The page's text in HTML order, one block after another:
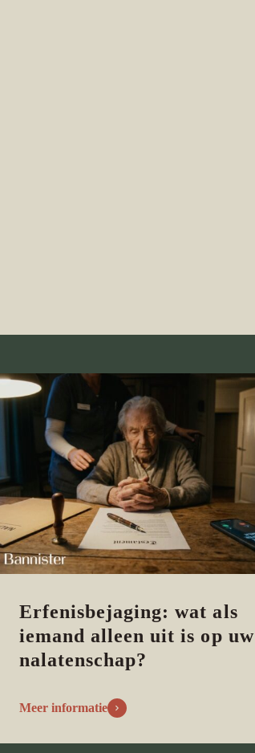
Erfenisbejaging: wat als
iemand alleen uit is op uw
nalatenschap?
Meer informatie